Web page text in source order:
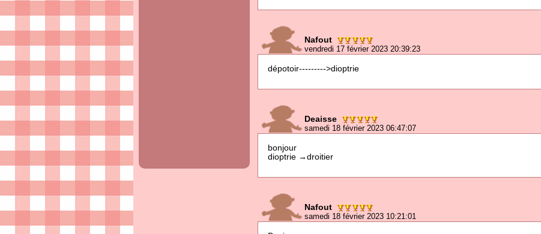
Nafout
vendredi 17 février 2023 20:39:23
dépotoir--------->dioptrie
Deaisse
samedi 18 février 2023 06:47:07
bonjour
dioptrie →droitier
Nafout
samedi 18 février 2023 10:21:01